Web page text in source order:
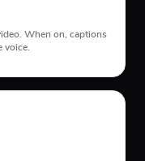
When on, captions
voice.